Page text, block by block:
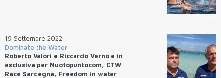
19 Settembre 2022
Dominate the Water
Roberto Valori e Riccardo Vernole in
esclusiva per Nuotopuntocom, DTW
Race Sardegna, Freedom in water